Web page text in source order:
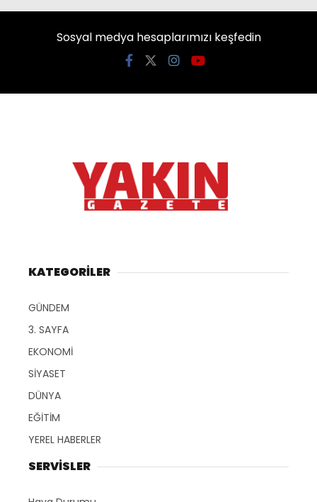
Sosyal medya hesaplarımızı keşfedin
KATEGORİLER
GÜNDEM
3. SAYFA
EKONOMİ
SİYASET
DÜNYA
EĞİTİM
YEREL HABERLER
SERVİSLER